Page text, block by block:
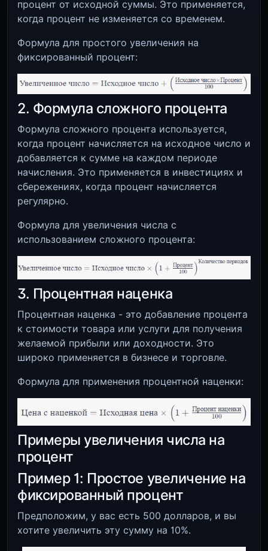
процент от исходной суммы. Это применяется,
когда процент не изменяется со временем.
Формула для простого увеличения на
фиксированный процент:
2. Формула сложного процента
Формула сложного процента используется,
когда процент начисляется на исходное число и
добавляется к сумме на каждом периоде
начисления. Это применяется в инвестициях и
сбережениях, когда процент начисляется
регулярно.
Формула для увеличения числа с
использованием сложного процента:
3. Процентная наценка
Процентная наценка - это добавление процента
к стоимости товара или услуги для получения
желаемой прибыли или доходности. Это
широко применяется в бизнесе и торговле.
Формула для применения процентной наценки:
Примеры увеличения числа на
процент
Пример 1: Простое увеличение на
фиксированный процент
Предположим, у вас есть 500 долларов, и вы
хотите увеличить эту сумму на 10%.